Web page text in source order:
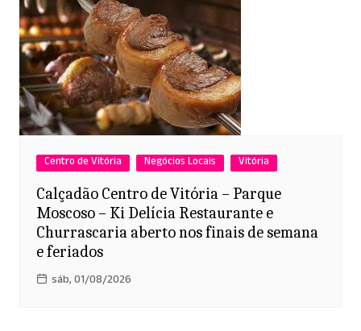
Centro de Vitória Negócios Locais Vitória
Calçadão Centro de Vitória – Parque
Moscoso – Ki Delícia Restaurante e
Churrascaria aberto nos finais de semana
e feriados
sáb, 01/08/2026